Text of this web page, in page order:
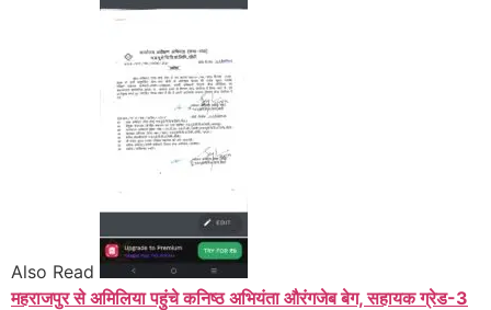
Also Read
महराजपुर से अमिलिया पहुंचे कनिष्ठ अभियंता औरंगजेब बेग, सहायक ग्रेड-3